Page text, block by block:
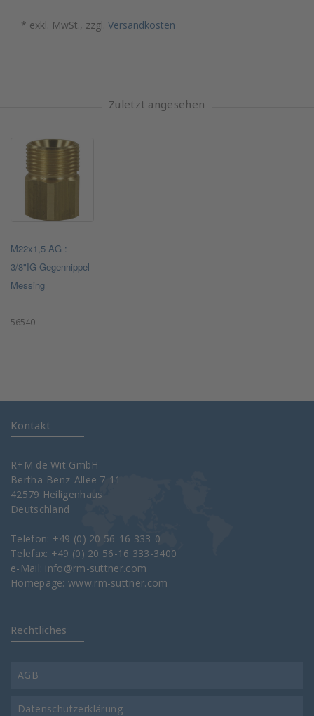
* exkl. MwSt., zzgl. Versandkosten
Zuletzt angesehen
M22x1,5 AG :
3/8"IG Gegennippel
Messing
56540
Kontakt
R+M de Wit GmbH
Bertha-Benz-Allee 7-11
42579 Heiligenhaus
Deutschland
Telefon: +49 (0) 20 56-16 333-0
Telefax: +49 (0) 20 56-16 333-3400
e-Mail: info@rm-suttner.com
Homepage:www.rm-suttner.com
Rechtliches
AGB
Datenschutzerklärung